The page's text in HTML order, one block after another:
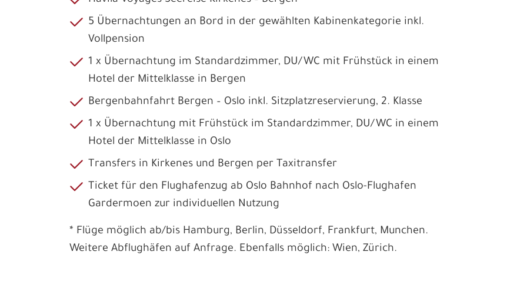
5 Übernachtungen an Bord in der gewählten Kabinenkategorie inkl.
Vollpension
1 x Übernachtung im Standardzimmer, DU/WC mit Frühstück in einem
Hotel der Mittelklasse in Bergen
Bergenbahnfahrt Bergen – Oslo inkl. Sitzplatzreservierung, 2. Klasse
1 x Übernachtung mit Frühstück im Standardzimmer, DU/WC in einem
Hotel der Mittelklasse in Oslo
Transfers in Kirkenes und Bergen per Taxitransfer
Ticket für den Flughafenzug ab Oslo Bahnhof nach Oslo-Flughafen
Gardermoen zur individuellen Nutzung
* Flüge möglich ab/bis Hamburg, Berlin, Düsseldorf, Frankfurt, Munchen.
Weitere Abflughäfen auf Anfrage. Ebenfalls möglich: Wien, Zürich.